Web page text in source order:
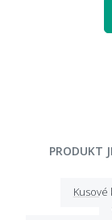
PRODUKT